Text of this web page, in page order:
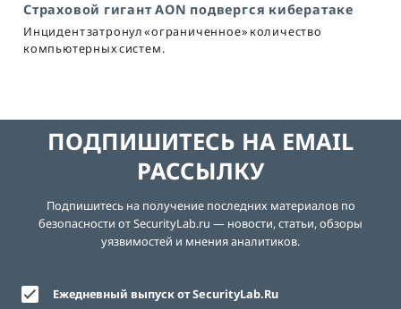
Страховой гигант AON подвергся кибератаке
Инцидент затронул «ограниченное» количество
компьютерных систем.
ПОДПИШИТЕСЬ НА EMAIL
РАССЫЛКУ
Подпишитесь на получение последних материалов по
безопасности от SecurityLab.ru — новости, статьи, обзоры
уязвимостей и мнения аналитиков.
Ежедневный выпуск от SecurityLab.Ru